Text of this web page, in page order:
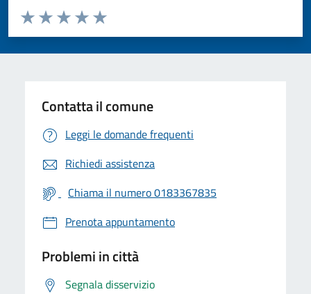
Valuta da 1 a 5 stelle la pagina
Valuta 5 stelle su 5
Valuta 4 stelle su 5
Valuta 3 stelle su 5
Valuta 2 stelle su 5
Valuta 1 stelle su 5
Contatta il comune
Leggi le domande frequenti
Richiedi assistenza
Chiama il numero 0183367835
Prenota appuntamento
Problemi in città
Segnala disservizio